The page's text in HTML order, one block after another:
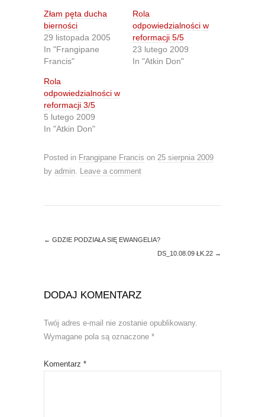
a
r
e
o
n
T
w
e
r
(
O
p
e
i
n
n
e
n
)
h
a
e
o
n
F
o
o
k
(
O
s
i
n
n
i
w
Złam pęta ducha
bierności
29 listopada 2005
In "Frangipane
Francis"
Rola
odpowiedzialności w
reformacji 5/5
23 lutego 2009
In "Atkin Don"
Rola
odpowiedzialności w
reformacji 3/5
5 lutego 2009
In "Atkin Don"
Posted in Frangipane Francis on 25 sierpnia 2009
by admin. Leave a comment
← GDZIE PODZIAŁA SIĘ EWANGELIA?
DS_10.08.09 ŁK.22 →
DODAJ KOMENTARZ
Twój adres e-mail nie zostanie opublikowany.
Wymagane pola są oznaczone *
Komentarz *